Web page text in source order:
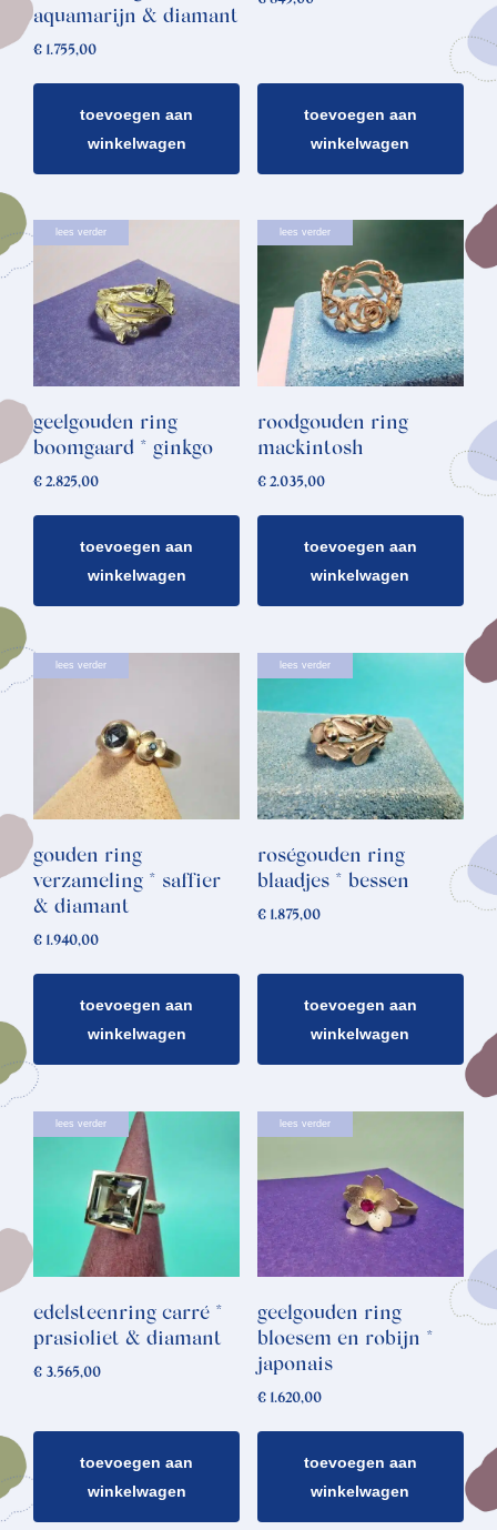
aquamarijn & diamant
€ 1.755,00
toevoegen aan
winkelwagen
toevoegen aan
winkelwagen
lees verder
geelgouden ring
boomgaard * ginkgo
€ 2.825,00
toevoegen aan
winkelwagen
lees verder
roodgouden ring
mackintosh
€2.035,00
toevoegen aan
winkelwagen
lees verder
gouden ring
verzameling * saffier
& diamant
€ 1.940,00
toevoegen aan
winkelwagen
lees verder
roségouden ring
blaadjes * bessen
€1.875,00
toevoegen aan
winkelwagen
lees verder
edelsteenring carré *
prasioliet & diamant
€ 3.565,00
toevoegen aan
winkelwagen
lees verder
geelgouden ring
bloesem en robijn *
japonais
€1.620,00
toevoegen aan
winkelwagen